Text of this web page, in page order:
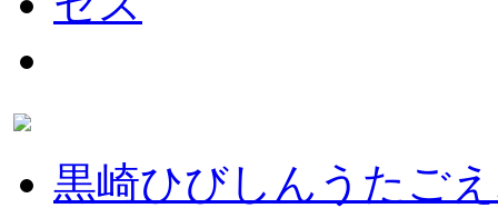
黒崎ひびしんうたご